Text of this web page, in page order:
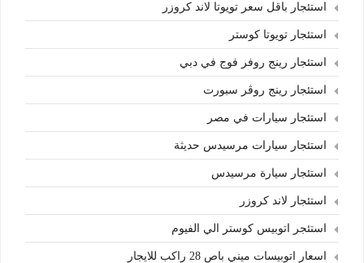
استئجار باقل سعر تويوتا لاند كروزر
استئجار تويوتا كوستر
استئجار رينج روفر فوج في دبي
استئجار رينج روڤر سبورت
استئجار سيارات في مصر
استئجار سيارات مرسيدس حديثة
استئجار سيارة مرسيدس
استئجار لاند كروزر
استئجر اتوبيس كوستر الي الفيوم
اسعار اتوبيسات ميني باص 28 راكب للايجار